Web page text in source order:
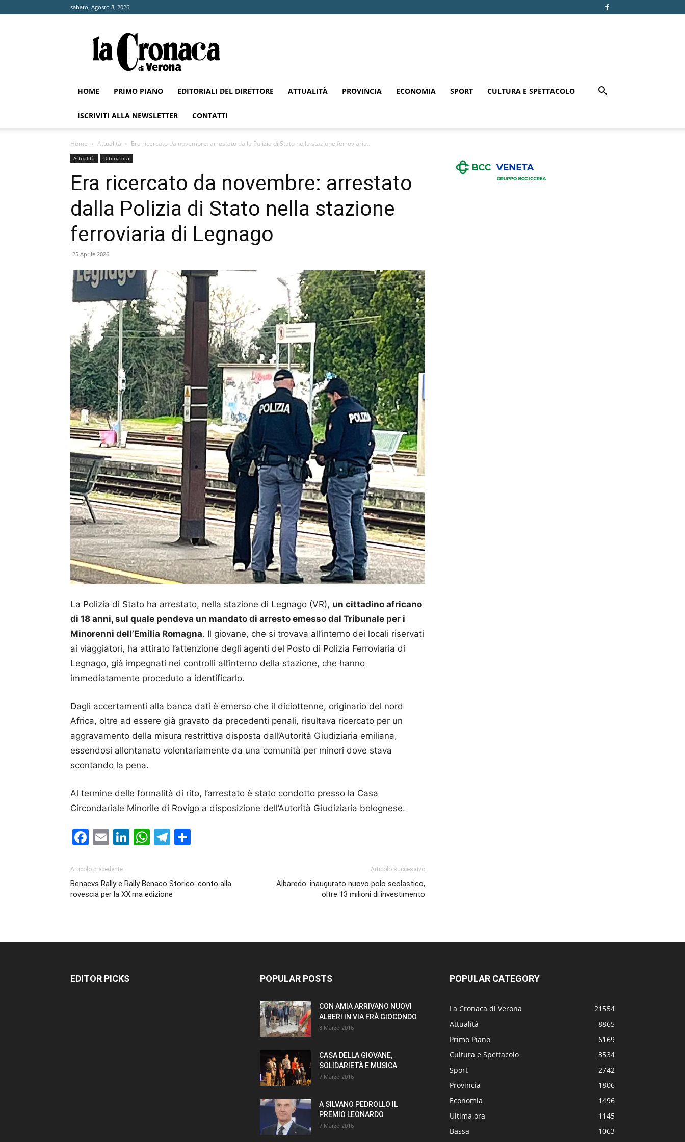
sabato, Agosto 8, 2026
Cronaca
di
Verona
HOME PRIMO PIANO EDITORIALI DEL DIRETTORE ATTUALITÀ PROVINCIA ECONOMIA SPORT CULTURA E SPETTACOLO
ISCRIVITI ALLA NEWSLETTER CONTATTI
Home Attualità Era ricercato da novembre: arrestato dalla Polizia di Stato nella stazione ferroviaria...
Attualità Ultima ora
Era ricercato da novembre: arrestato
dalla Polizia di Stato nella stazione
ferroviaria di Legnago
25 Aprile 2026
La Polizia di Stato ha arrestato, nella stazione di Legnago (VR), un cittadino africano
di 18 anni, sul quale pendeva un mandato di arresto emesso dal Tribunale per i
Minorenni dell’Emilia Romagna. Il giovane, che si trovava all’interno dei locali riservati
ai viaggiatori, ha attirato l’attenzione degli agenti del Posto di Polizia Ferroviaria di
Legnago, già impegnati nei controlli all’interno della stazione, che hanno
immediatamente proceduto a identificarlo.
Dagli accertamenti alla banca dati è emerso che il diciottenne, originario del nord
Africa, oltre ad essere già gravato da precedenti penali, risultava ricercato per un
aggravamento della misura restrittiva disposta dall’Autorità Giudiziaria emiliana,
essendosi allontanato volontariamente da una comunità per minori dove stava
scontando la pena.
Al termine delle formalità di rito, l’arrestato è stato condotto presso la Casa
Circondariale Minorile di Rovigo a disposizione dell’Autorità Giudiziaria bolognese.
Facebook
EmailLinkedIn
WhatsApp
Telegram
Articolo precedente
Benacvs Rally e Rally Benaco Storico: conto alla
rovescia per la XX.ma edizione
Articolo successivo
Albaredo: inaugurato nuovo polo scolastico,
oltre 13 milioni di investimento
EDITOR PICKS POPULAR POSTS
CON AMIA ARRIVANO NUOVI
ALBERI IN VIA FRÀ GIOCONDO
8 Marzo 2016
CASA DELLA GIOVANE,
SOLIDARIETÀ E MUSICA
7 Marzo 2016
A SILVANO PEDROLLO IL
PREMIO LEONARDO
7 Marzo 2016
POPULAR CATEGORY
La Cronaca di Verona
21554
Attualità
8865
Primo Piano
6169
Cultura e Spettacolo
3534
Sport
2742
Provincia
1806
Economia
1496
Ultima ora
1145
Bassa
1063